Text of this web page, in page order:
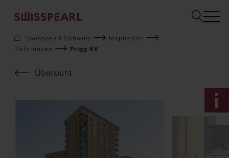
Fassade
Dach
Solar
Downloads
Swisspearl Schweiz
Inspiration
Referenzen
Frigg KV
Übersicht